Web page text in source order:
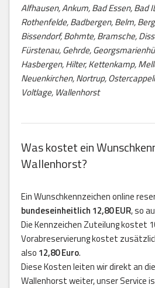
Alfhausen, Ankum, Bad Essen, Bad
Rothenfelde, Badbergen, Belm,
Bissendorf, Bohmte, Bramsche,
Fürstenau, Gehrde,
Hasbergen, Hilter, Kettenkamp,
Neuenkirchen, Nortrup,
Voltlage, Wallenhorst
Was kostet ein
Wallenhorst?
Ein Wunschkennzeichen online
bundeseinheitlich 12,80 EUR, so
Die Kennzeichen Zuteilung kostet
Vorabreservierung kostet
also 12,80 Euro.
Diese Kosten leiten wir direkt an
Wallenhorst weiter, unser Service